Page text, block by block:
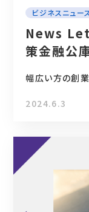
ビジネスニュース
News
策金融公
幅広い方の創業
2024.6.3